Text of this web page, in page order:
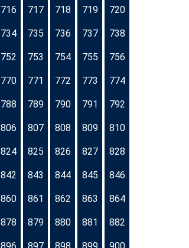
716 717 718 719 720
734 735 736 737 738
752 753 754 755 756
770 771 772 773 774
788 789 790 791 792
806 807 808 809 810
824 825 826 827 828
842 843 844 845 846
860 861 862 863 864
878 879 880 881 882